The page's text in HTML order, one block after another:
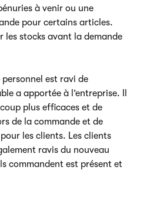
à venir ou une
pour certains articles.
les stocks avant la demande
personnel est ravi de
a apportée à l’entreprise. Il
plus efficaces et de
de la commande et de
les clients. Les clients
ravis du nouveau
commandent est présent et